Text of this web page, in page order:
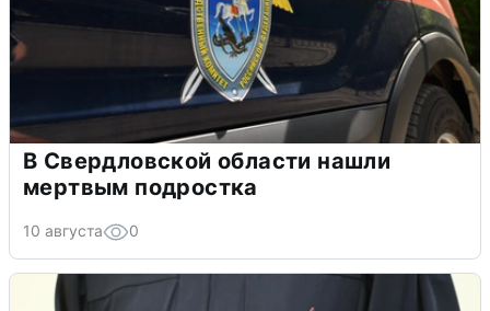
В Свердловской области нашли
мертвым подростка
10 августа 0